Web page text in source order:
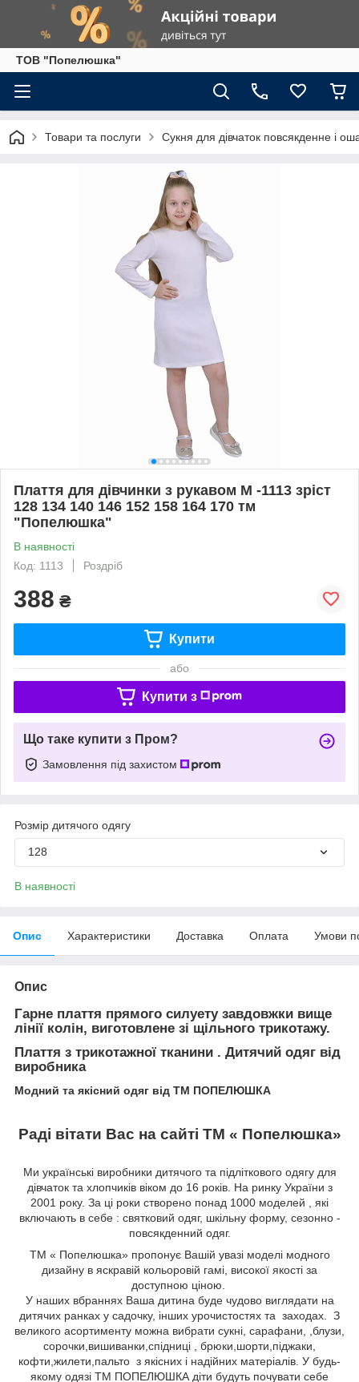
ТОВ "Попелюшка"
Товари та послуги Сукня для дівчаток повсякденне і
Плаття для дівчинки з рукавом М -1113 зріст
128 134 140 146 152 158 164 170 тм
"Попелюшка"
В наявності
Код: 1113
Роздріб
388 ₴
Купити
або
Купити з
Що таке купити з Пром?
Замовлення під захистом
Розмір дитячого одягу
128
В наявності
Опис Характеристики Доставка Оплата Умови
Опис
Гарне плаття прямого силуету завдовжки вище
лінії колін, виготовлене зі щільного трикотажу.
Плаття з трикотажної тканини . Дитячий одяг від
виробника
Модний та якісний одяг від ТМ ПОПЕЛЮШКА
Раді вітати Вас на сайті ТМ « Попелюшка»
Ми українські виробники дитячого та підліткового одягу для
дівчаток та хлопчиків віком до 16 років. На ринку України з
2001 року. За ці роки створено понад 1000 моделей , які
включають в себе : святковий одяг, шкільну форму, сезонно -
повсякденний одяг.
ТМ « Попелюшка» пропонує Вашій увазі моделі модного
дизайну в яскравій кольоровій гамі, високої якості за
доступною ціною.
У наших вбраннях Ваша дитина буде чудово виглядати на
дитячих ранках у садочку, інших урочистостях та заходах. З
великого асортименту можна вибрати сукні, сарафани, ,блузи,
сорочки,вишиванки,спідниці , брюки,шорти,піджаки,
кофти,жилети,пальто з якісних і надійних матеріалів. У будь-
якому одязі ТМ ПОПЕЛЮШКА діти будуть почувати себе